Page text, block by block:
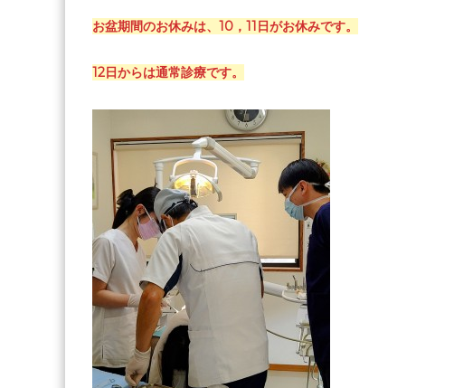
お盆期間のお休みは、10，11日がお休みです。
12日からは通常診療です。